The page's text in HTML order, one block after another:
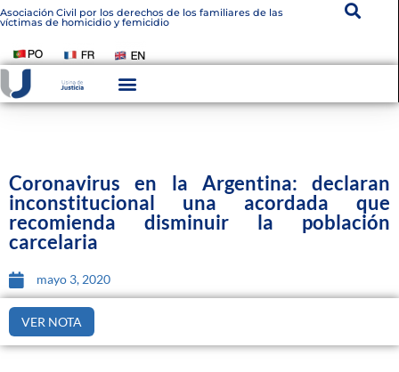
Asociación Civil por los derechos de los familiares de las
víctimas de homicidio y femicidio
Coronavirus en la Argentina: declaran
inconstitucional una acordada que
recomienda disminuir la población
carcelaria
mayo 3, 2020
VER NOTA